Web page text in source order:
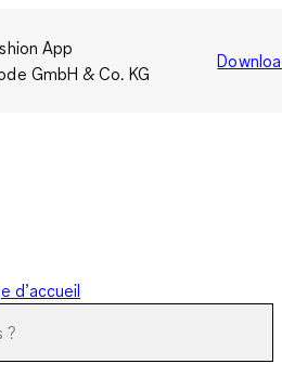
App
GmbH & Co. KG
d’accueil